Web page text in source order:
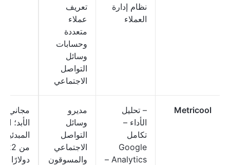
نظام إدارة
العملاء
تعريف
عملاء
متعددة
وحسابات
وسائل
التواصل
الاجتماعي
Metricool
– تحليل
الأداء –
تكامل
Google
Analytics –
مديرو
وسائل
التواصل
الاجتماعي
والمسوقون
مجاني
الأبد؛
المبدئية:
من 22
دولارًا